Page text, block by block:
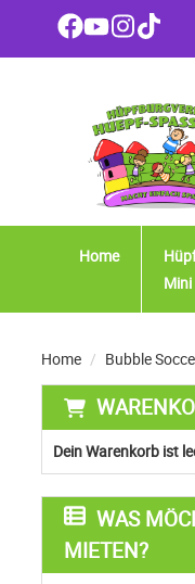
Home
Mini
Home Bubble
Dein Warenkorb ist
WAS
MIETEN?